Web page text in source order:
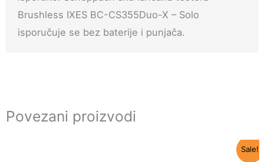
Brushless IXES BC-CS355Duo-X – Solo
isporučuje se bez baterije i punjača.
Povezani proizvodi
Sale!